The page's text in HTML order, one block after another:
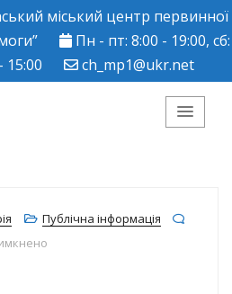
міський центр первинної
Пн - пт: 8:00 - 19:00, сб:
15:00
ch_mp1@ukr.net
міський
Публічна інформація